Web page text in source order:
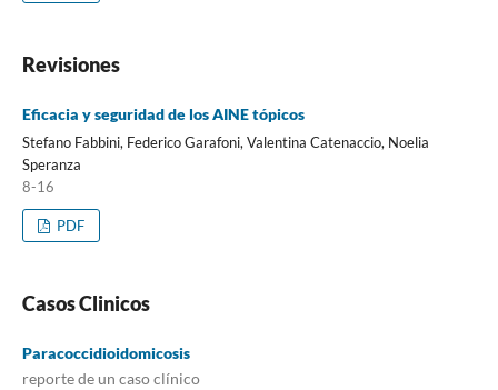
Revisiones
Eficacia y seguridad de los AINE tópicos
Stefano Fabbini, Federico Garafoni, Valentina Catenaccio, Noelia
Speranza
8-16
PDF
Casos Clinicos
Paracoccidioidomicosis
reporte de un caso clínico